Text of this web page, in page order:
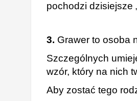
pochodzi dzisiejsze
3. Grawer to osoba
Szczególnych
wzór, który na nich
Aby zostać tego